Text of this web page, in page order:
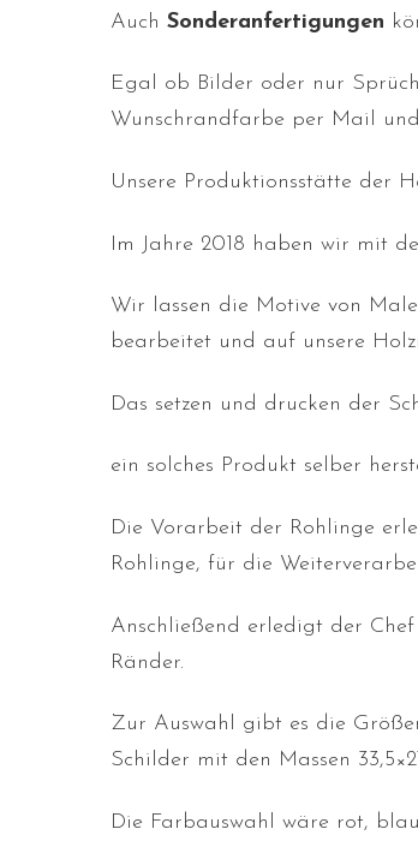
Auch Sonderanfertigungen
Egal ob Bilder oder nur
Wunschrandfarbe per Mail und
Unsere Produktionsstätte der
Im Jahre 2018 haben wir mit
Wir lassen die Motive von
bearbeitet und auf unsere
Das setzen und drucken der
ein solches Produkt selber
Die Vorarbeit der Rohlinge
Rohlinge, für die
Anschließend erledigt der
Ränder.
Zur Auswahl gibt es die
Schilder mit den Massen
Die Farbauswahl wäre rot,